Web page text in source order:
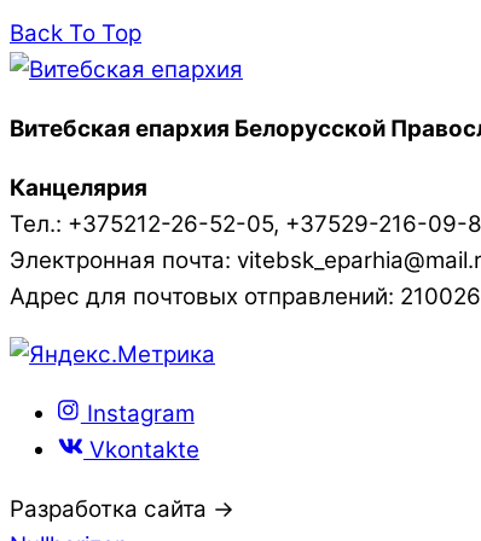
Back To Top
Витебская епархия Белорусской
Канцелярия
Тел.: +375212-26-52-05, +37529-216-09-
Электронная почта:
Адрес для почтовых отправлений:
Instagram
Vkontakte
Разработка сайта →